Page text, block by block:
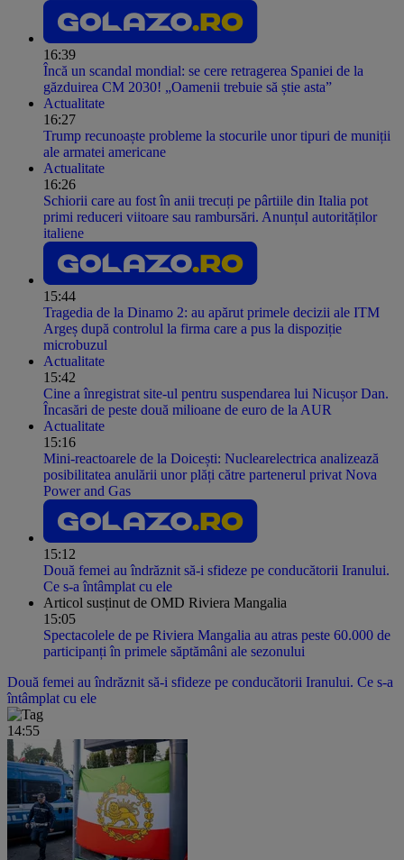
16:39
Încă un scandal mondial: se cere retragerea Spaniei de la
găzduirea CM 2030! „Oamenii trebuie să știe asta”
Actualitate
16:27
Trump recunoaște probleme la stocurile unor tipuri de muniții
ale armatei americane
Actualitate
16:26
Schiorii care au fost în anii trecuți pe pârtiile din Italia pot
primi reduceri viitoare sau rambursări. Anunțul autorităților
italiene
15:44
Tragedia de la Dinamo 2: au apărut primele decizii ale ITM
Argeș după controlul la firma care a pus la dispoziție
microbuzul
Actualitate
15:42
Cine a înregistrat site-ul pentru suspendarea lui Nicușor Dan.
Încasări de peste două milioane de euro de la AUR
Actualitate
15:16
Mini-reactoarele de la Doicești: Nuclearelectrica analizează
posibilitatea anulării unor plăți către partenerul privat Nova
Power and Gas
15:12
Două femei au îndrăznit să-i sfideze pe conducătorii Iranului.
Ce s-a întâmplat cu ele
Articol susținut de OMD Riviera Mangalia
15:05
Spectacolele de pe Riviera Mangalia au atras peste 60.000 de
participanți în primele săptămâni ale sezonului
Două femei au îndrăznit să-i sfideze pe conducătorii Iranului. Ce s-a
întâmplat cu ele
14:55